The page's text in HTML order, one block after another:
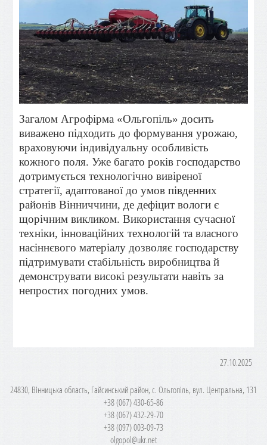
Загалом Агрофірма «Ольгопіль» досить
виважено підходить до формування урожаю,
враховуючи індивідуальну особливість
кожного поля. Уже багато років господарство
дотримується технологічно вивіреної
стратегії, адаптованої до умов південних
районів Вінниччини, де дефіцит вологи є
щорічним викликом. Використання сучасної
техніки, інноваційних технологій та власного
насіннєвого матеріалу дозволяє господарству
підтримувати стабільність виробництва й
демонструвати високі результати навіть за
непростих погодних умов.
27.10.2025
24830, Вінницька область, Гайсинський район, с. Ольгопіль, вул. Центральна, 131
+38 (067) 430-65-86
+38 (067) 432-29-70
+38 (097) 003-09-73
olgopol@ukr.net